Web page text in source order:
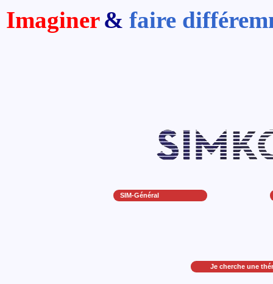
Imaginer& faire
SIM-Général
Je cherche une